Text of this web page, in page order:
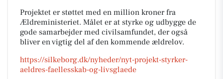
Projektet er støttet med en million kroner fra
Ældreministeriet. Målet er at styrke og udbygge de
gode samarbejder med civilsamfundet, der også
bliver en vigtig del af den kommende ældrelov.
https://silkeborg.dk/nyheder/nyt-projekt-styrker-
aeldres-faellesskab-og-livsglaede